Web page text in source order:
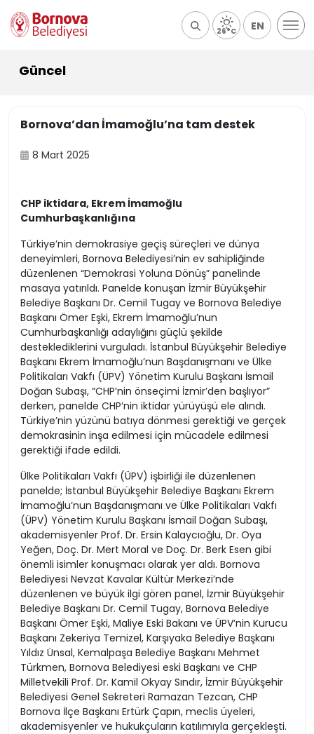
26°C EN
Güncel
Bornova’dan İmamoğlu’na tam destek
8 Mart 2025
CHP iktidara, Ekrem İmamoğlu
Cumhurbaşkanlığına
Türkiye’nin demokrasiye geçiş süreçleri ve dünya
deneyimleri, Bornova Belediyesi’nin ev sahipliğinde
düzenlenen “Demokrasi Yoluna Dönüş” panelinde
masaya yatırıldı. Panelde konuşan İzmir Büyükşehir
Belediye Başkanı Dr. Cemil Tugay ve Bornova Belediye
Başkanı Ömer Eşki, Ekrem İmamoğlu’nun
Cumhurbaşkanlığı adaylığını güçlü şekilde
desteklediklerini vurguladı. İstanbul Büyükşehir Belediye
Başkanı Ekrem İmamoğlu’nun Başdanışmanı ve Ülke
Politikaları Vakfı (ÜPV) Yönetim Kurulu Başkanı İsmail
Doğan Subaşı, “CHP’nin önseçimi İzmir’den başlıyor”
derken, panelde CHP’nin iktidar yürüyüşü ele alındı.
Türkiye’nin yüzünü batıya dönmesi gerektiği ve gerçek
demokrasinin inşa edilmesi için mücadele edilmesi
gerektiği ifade edildi.
Ülke Politikaları Vakfı (ÜPV) işbirliği ile düzenlenen
panelde; İstanbul Büyükşehir Belediye Başkanı Ekrem
İmamoğlu’nun Başdanışmanı ve Ülke Politikaları Vakfı
(ÜPV) Yönetim Kurulu Başkanı İsmail Doğan Subaşı,
akademisyenler Prof. Dr. Ersin Kalaycıoğlu, Dr. Oya
Yeğen, Doç. Dr. Mert Moral ve Doç. Dr. Berk Esen gibi
önemli isimler konuşmacı olarak yer aldı. Bornova
Belediyesi Nevzat Kavalar Kültür Merkezi’nde
düzenlenen ve büyük ilgi gören panel, İzmir Büyükşehir
Belediye Başkanı Dr. Cemil Tugay, Bornova Belediye
Başkanı Ömer Eşki, Maliye Eski Bakanı ve ÜPV’nin Kurucu
Başkanı Zekeriya Temizel, Karşıyaka Belediye Başkanı
Yıldız Ünsal, Kemalpaşa Belediye Başkanı Mehmet
Türkmen, Bornova Belediyesi eski Başkanı ve CHP
Milletvekili Prof. Dr. Kamil Okyay Sındır, İzmir Büyükşehir
Belediyesi Genel Sekreteri Ramazan Tezcan, CHP
Bornova İlçe Başkanı Ertürk Çapın, meclis üyeleri,
akademisyenler ve hukukçuların katılımıyla gerçekleşti.